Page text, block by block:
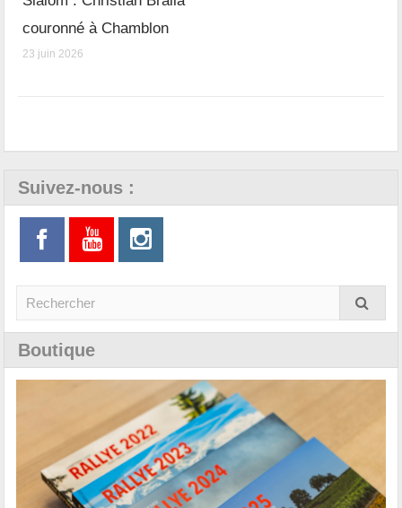
couronné à Chamblon
23 juin 2026
Suivez-nous :
Boutique